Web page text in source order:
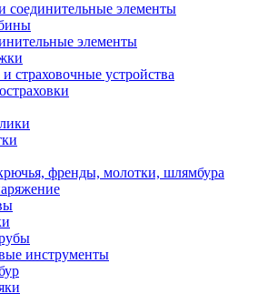
соединительные элементы
элементы
страховочные устройства
френды, молотки, шлямбура
инструменты